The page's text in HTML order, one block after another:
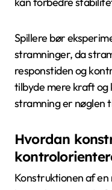
Spillere bør
stramninger, da
responstiden og
tilbyde mere kraft
stramning er nøglen
Hvordan
Konstruktionen af